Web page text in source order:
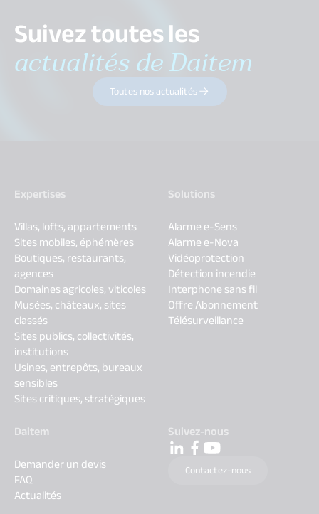
Suivez toutes les
actualités de Daitem
Toutes nos actualités
Expertises
Villas, lofts, appartements
Sites mobiles, éphémères
Boutiques, restaurants,
agences
Domaines agricoles, viticoles
Musées, châteaux, sites
classés
Sites publics, collectivités,
institutions
Usines, entrepôts, bureaux
sensibles
Sites critiques, stratégiques
Solutions
Alarme e-Sens
Alarme e-Nova
Vidéoprotection
Détection incendie
Interphone sans fil
Offre Abonnement
Télésurveillance
Daitem
Demander un devis
FAQ
Actualités
Suivez-nous
Contactez-nous